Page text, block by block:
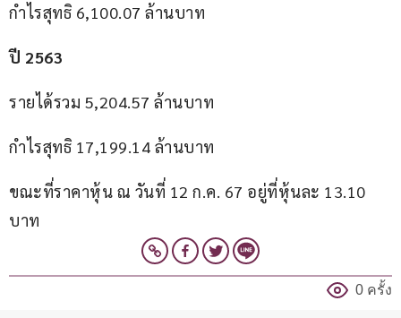
กำไรสุทธิ 6,100.07 ล้านบาท
ปี 2563
รายได้รวม 5,204.57 ล้านบาท
กำไรสุทธิ 17,199.14 ล้านบาท
ขณะที่ราคาหุ้น ณ วันที่ 12 ก.ค. 67 อยู่ที่หุ้นละ 13.10
บาท
0 ครั้ง